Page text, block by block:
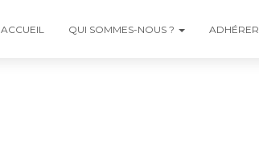
ACCUEIL QUI SOMMES-NOUS ? ADHÉRER